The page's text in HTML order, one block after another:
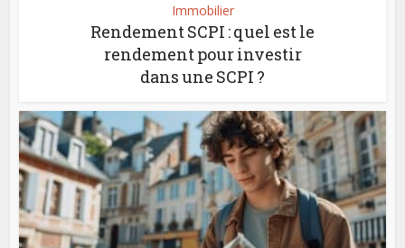
Immobilier
Rendement SCPI : quel est le
rendement pour investir
dans une SCPI ?